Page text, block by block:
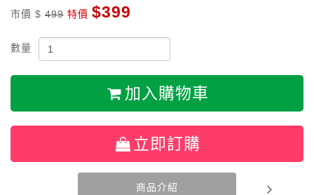
市價 $ 499 特價 $399
數量
加入購物車
立即訂購
商品介紹